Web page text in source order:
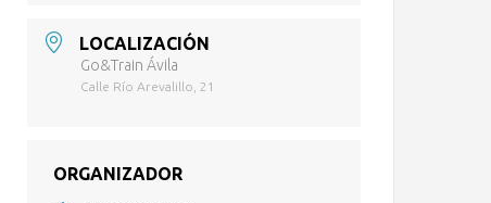
LOCALIZACIÓN
Go&Train Ávila
Calle Río Arevalillo, 21
ORGANIZADOR